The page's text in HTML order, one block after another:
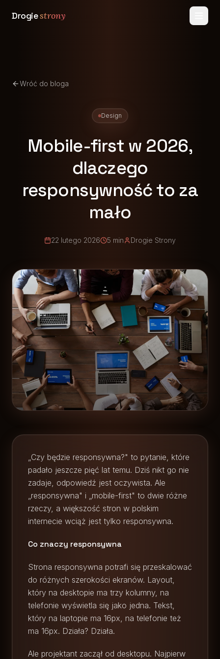
Drogiestrony
Wróć do bloga
Design
Mobile-first w 2026,
dlaczego
responsywność to za
mało
22 lutego 2026 5 min Drogie Strony
„Czy będzie responsywna?" to pytanie, które
padało jeszcze pięć lat temu. Dziś nikt go nie
zadaje, odpowiedź jest oczywista. Ale
„responsywna" i „mobile-first" to dwie różne
rzeczy, a większość stron w polskim
internecie wciąż jest tylko responsywna.
Co znaczy responsywna
Strona responsywna potrafi się przeskalować
do różnych szerokości ekranów. Layout,
który na desktopie ma trzy kolumny, na
telefonie wyświetla się jako jedna. Tekst,
który na laptopie ma 16px, na telefonie też
ma 16px. Działa? Działa.
Ale projektant zaczął od desktopu. Najpierw